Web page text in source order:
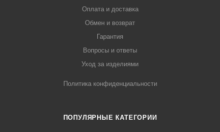
Оплата и доставка
Обмен и возврат
Гарантия
Вопросы и ответы
Уход за изделиями
Политика конфиденциальности
ПОПУЛЯРНЫЕ КАТЕГОРИИ